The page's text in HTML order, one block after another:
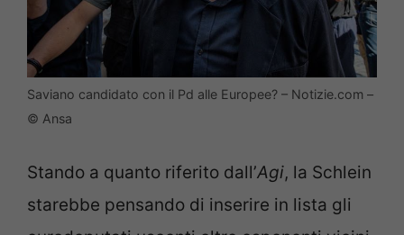
Saviano candidato con il Pd alle Europee? – Notizie.com –
© Ansa
Stando a quanto riferito dall’Agi, la Schlein
starebbe pensando di inserire in lista gli